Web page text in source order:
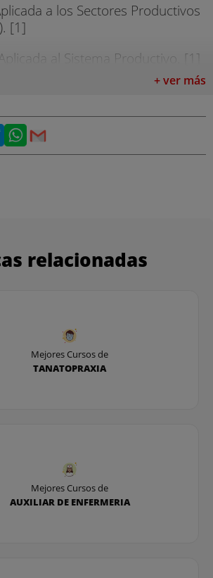
a los Sectores Productivos
[1]
al Sistema Productivo. [1]
para la Empleabilidad I. [1]
para la Empleabilidad II. [1]
+ ver más
relacionadas
Mejores Cursos de
TANATOPRAXIA
Mejores Cursos de
AUXILIAR DE ENFERMERIA